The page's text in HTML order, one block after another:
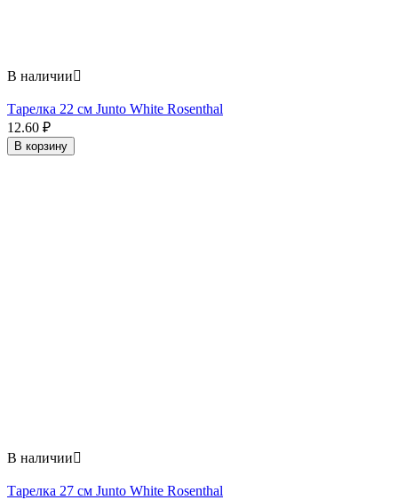
В наличии
Тарелка 22 см Junto White Rosenthal
12.60 ₽
В корзину
В наличии
Тарелка 27 см Junto White Rosenthal